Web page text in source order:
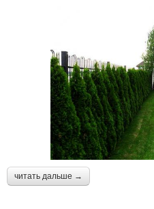
читать дальше →